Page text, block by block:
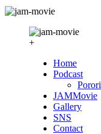
+
Home
Podcast
Porori
JAMMovie
Gallery
SNS
Contact